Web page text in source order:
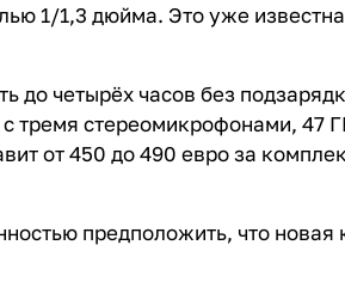
1/1,3 дюйма. Это уже
до четырёх часов без
тремя стереомикрофонами, 47
от 450 до 490 евро за
предположить, что новая